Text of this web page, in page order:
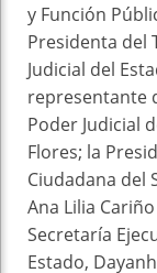
y Función
Presidenta del
Judicial del
representante
Poder Judicial
Flores; la
Ciudadana del
Ana Lilia
Secretaría
Estado,